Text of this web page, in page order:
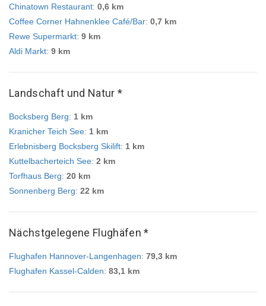
Chinatown Restaurant: 0,6 km
Coffee Corner Hahnenklee Café/Bar: 0,7 km
Rewe Supermarkt: 9 km
Aldi Markt: 9 km
Landschaft und Natur *
Bocksberg Berg: 1 km
Kranicher Teich See: 1 km
Erlebnisberg Bocksberg Skilift: 1 km
Kuttelbacherteich See: 2 km
Torfhaus Berg: 20 km
Sonnenberg Berg: 22 km
Nächstgelegene Flughäfen *
Flughafen Hannover-Langenhagen: 79,3 km
Flughafen Kassel-Calden: 83,1 km